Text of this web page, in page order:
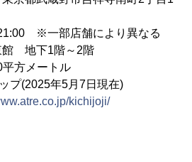
※一部店舗により異なる
地下1階～2階
方メートル
プ(2025年5月7日現在)
kichijoji/